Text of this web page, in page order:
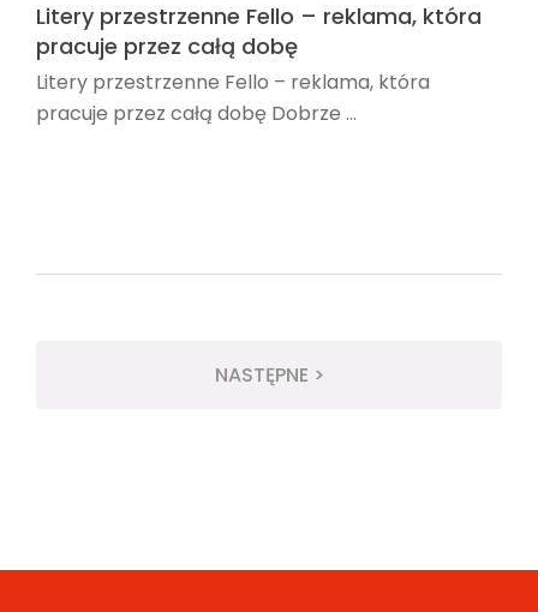
Litery przestrzenne Fello – reklama, która
pracuje przez całą dobę
Litery przestrzenne Fello – reklama, która
pracuje przez całą dobę Dobrze ...
NASTĘPNE >